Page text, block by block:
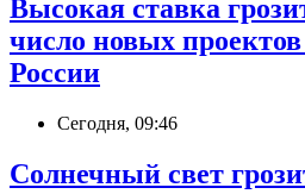
Высокая ставка
число новых
России
Сегодня, 09:46
Солнечный свет